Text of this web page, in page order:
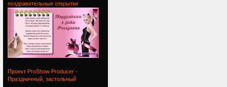
поздравительные открытки
Проект ProShow Producer -
Праздничный, застольный